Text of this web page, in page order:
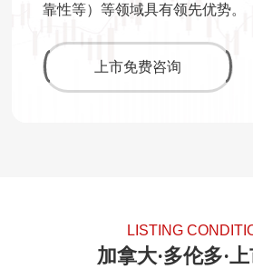
靠性等）等领域具有领先优势。
上市免费咨询
LISTING
加拿大·多伦多·